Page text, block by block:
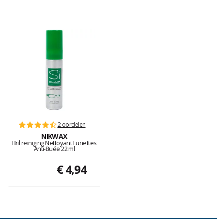
2 oordelen
NIKWAX
Bril reiniging Nettoyant Lunettes
Anti-Buée 22 ml
€ 4,94